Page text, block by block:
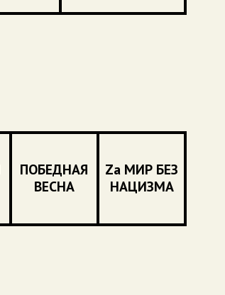
ПОБЕДНАЯ
ВЕСНА
Zа МИР БЕЗ
НАЦИЗМА